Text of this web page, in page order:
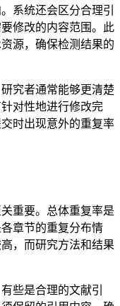
系统还会区分合理引
修改的内容范围。此
源，确保检测结果的
研究者通常能够更清楚
对性地进行修改完
时出现意外的重复率
重要。总体重复率是
章节的重复分布情
，而研究方法和结果
些是合理的文献引